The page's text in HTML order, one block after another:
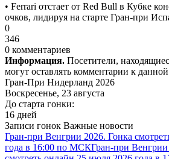
• Ferrari отстает от Red Bull в Кубке
очков, лидируя на старте Гран-при
0
346
0 комментариев
Информация. Посетители,
могут оставлять комментарии к
Гран-При Нидерланд 2026
Воскресенье, 23 августа
До старта гонки:
16 дней
Записи гонок Важные новости
Гран-при Венгрии 2026. Гонка
года в 16:00 по МСКГран-при